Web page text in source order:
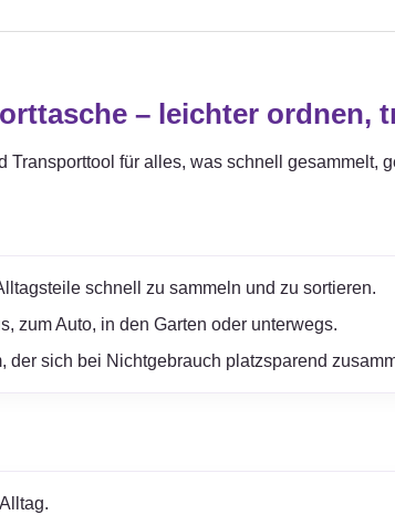
– leichter ordnen,
für alles, was schnell gesammelt,
schnell zu sammeln und zu sortieren.
zum Auto, in den Garten oder unterwegs.
der sich bei Nichtgebrauch platzsparend